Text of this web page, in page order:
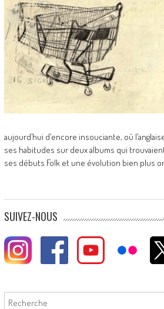
aujourd’hui d’encore insouciante, où
ses habitudes sur deux albums qui
ses débuts Folk et une évolution bien plus
SUIVEZ-NOUS
Rechercher